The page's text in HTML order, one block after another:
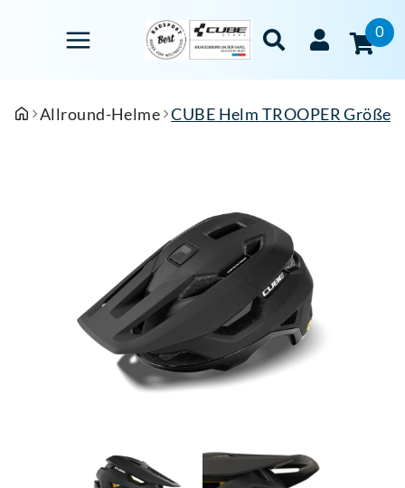
0
Allround-Helme CUBE Helm TROOPER Größe: